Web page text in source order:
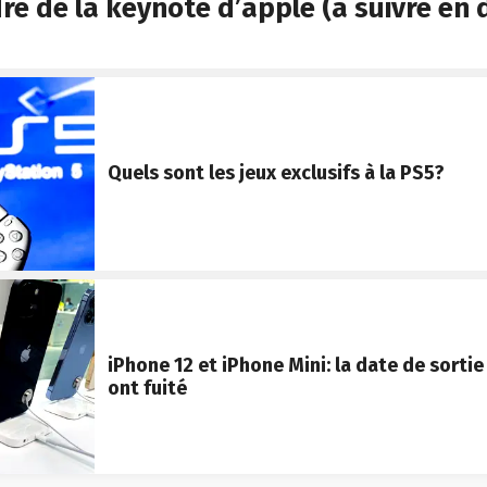
de la keynote d’apple (à suivre en
Quels sont les jeux exclusifs à la PS5?
iPhone 12 et iPhone Mini: la date de
ont fuité